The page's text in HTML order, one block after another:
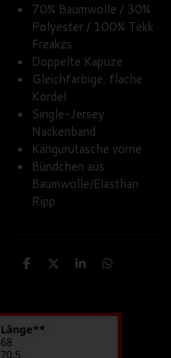
70% Baumwolle / 30%
Polyester / 100% Tekk
Freakzs
Doppelte Kapuze
Gleichfarbige, flache
Kordel
Single-Jersey
Nackenband
Kängurutasche vorne
Bündchen aus
Baumwolle/Elasthan
Ripp
T
e
n
T
e
T
e
T
e